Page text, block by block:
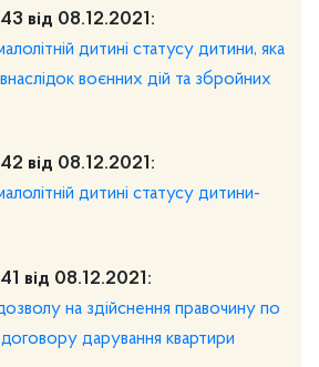
від 08.12.2021:
дитині статусу дитини, яка
воєнних дій та збройних
від 08.12.2021:
дитині статусу дитини-
від 08.12.2021:
на здійснення правочину по
дарування квартири